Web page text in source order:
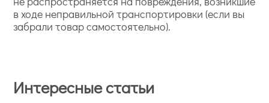
в ходе неправильной транспортировки (если вы
забрали товар самостоятельно).
Интересные статьи